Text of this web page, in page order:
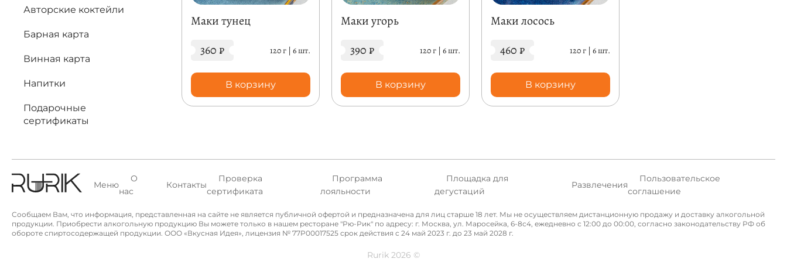
Авторские коктейли
Барная карта
Винная карта
Напитки
Подарочные
сертификаты
Маки тунец
360₽ 120 г | 6 шт.
В корзину
Маки угорь
390₽ 120 г | 6 шт.
В корзину
Маки лосось
460₽ 120 г | 6 шт.
В корзину
Меню
О
нас
Контакты
Проверка
сертификата
Программа
лояльности
Площадка для
дегустаций
Развлечения
Пользовательское
соглашение
Сообщаем Вам, что информация, представленная на сайте не является публичной офертой и предназначена для лиц старше 18 лет. Мы не осуществляем дистанционную продажу и доставку алкогольной
продукции. Приобрести алкогольную продукцию Вы можете только в нашем ресторане "Рю-Рик" по адресу: г. Москва, ул. Маросейка, 6-8с4, ежедневно с 12:00 до 00:00, согласно законодательству РФ об
обороте спиртосодержащей продукции. ООО «Вкусная Идея», лицензия № 77P00017525 срок действия с 24 май 2023 г. до 23 май 2028 г.
Rurik 2026 ©